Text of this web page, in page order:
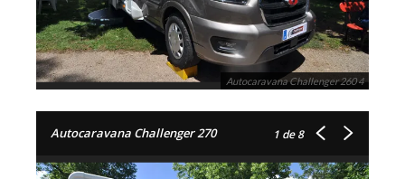
Autocaravana Challenger 260 4
Autocaravana Challenger 270 1 de 8